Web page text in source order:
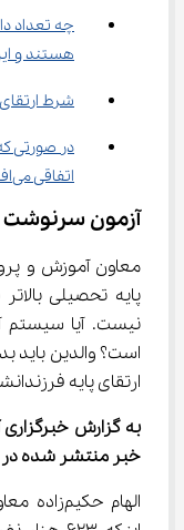
هستند و
شرط ارتقای دانش‌آموزان به
اتفاقی می‌افتد؟
آزمون سرنوشت‌ ساز برای دانش آموزان ابتدایی
پایه تحصیلی
نیست. آیا سیستم
ارتقای پایه
به گزارش
خبر منتشر شده در 17 فروردین 1404)
الهام